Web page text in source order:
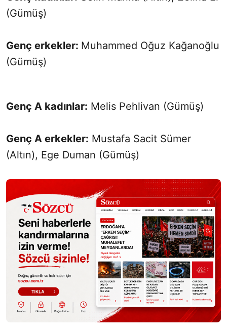
(Gümüş)
Genç erkekler: Muhammed Oğuz Kağanoğlu
(Gümüş)
Genç A kadınlar: Melis Pehlivan (Gümüş)
Genç A erkekler: Mustafa Sacit Sümer
(Altın), Ege Duman (Gümüş)